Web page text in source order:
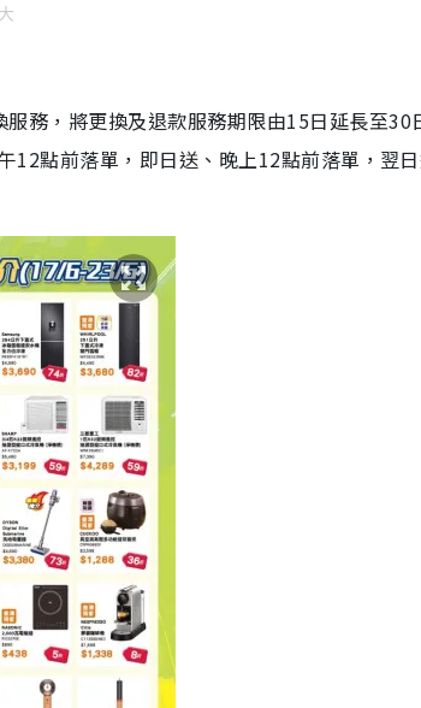
務，將更換及退款服務期限由15日延長至30
12點前落單，即日送、晚上12點前落單，翌